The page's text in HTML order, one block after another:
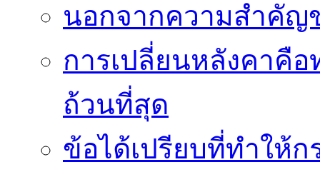
นอกจากความสำคัญ
การเปลี่ยนหลังคาคื
ถ้วนที่สุด
ข้อได้เปรียบที่ทำให้ก